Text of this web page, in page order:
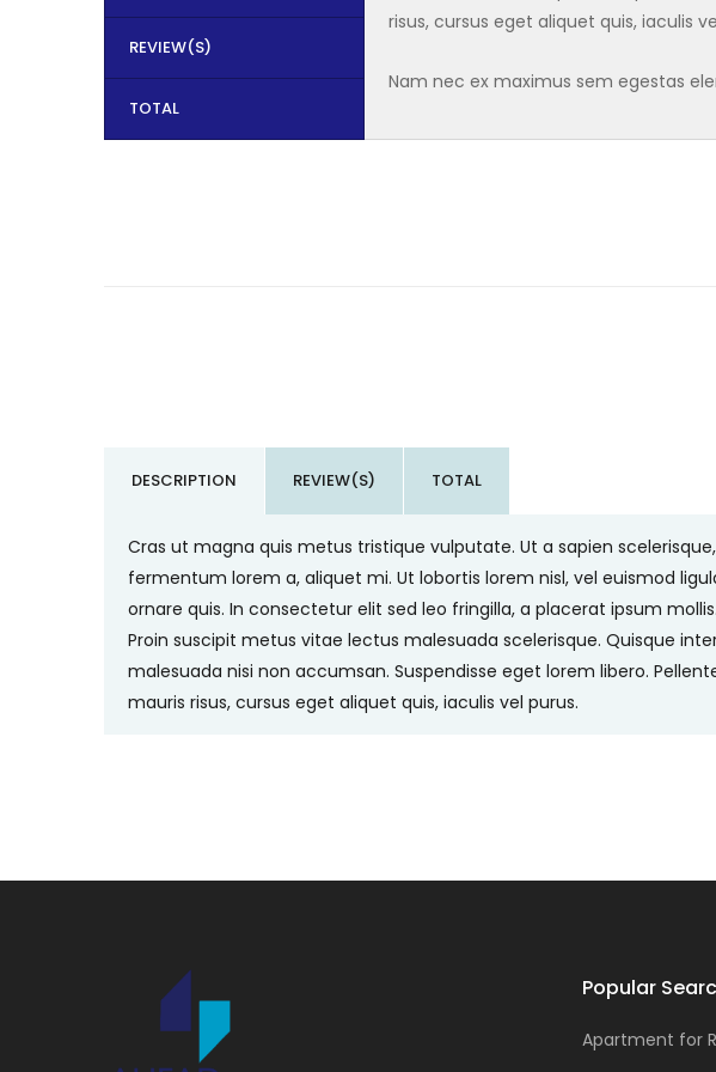
REVIEW(S)
TOTAL
risus, cursus eget aliquet quis, iaculis
Nam nec ex maximus sem egestas
DESCRIPTION REVIEW(S) TOTAL
Cras ut magna quis metus tristique vulputate. Ut a sapien scelerisque,
fermentum lorem a, aliquet mi. Ut lobortis lorem nisl, vel euismod
ornare quis. In consectetur elit sed leo fringilla, a placerat ipsum mollis.
Proin suscipit metus vitae lectus malesuada scelerisque. Quisque
malesuada nisi non accumsan. Suspendisse eget lorem libero.
mauris risus, cursus eget aliquet quis, iaculis vel purus.
Popular
Apartment for